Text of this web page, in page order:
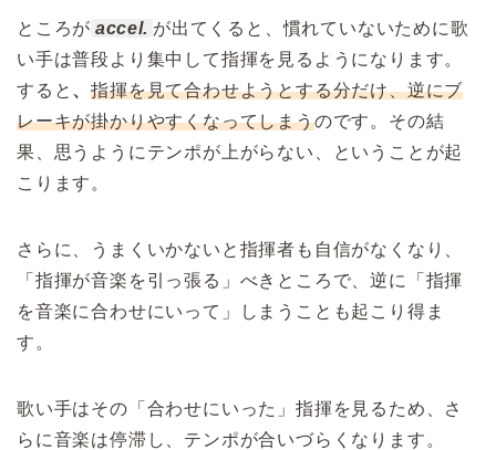
ところが accel. が出てくると、慣れていないために歌
い手は普段より集中して指揮を見るようになります。
すると 、指揮を見て合わせようとする分だけ、逆にブ
レーキが掛かりやすくなってしまうのです。その結
果、思うようにテンポが上がらない、ということが起
こります。
さらに、うまくいかないと指揮者も自信がなくなり、
「指揮が音楽を引っ張る」べきところで、逆に「指揮
を音楽に合わせにいって」しまうことも起こり得ま
す。
歌い手はその「合わせにいった」指揮を見るため、さ
らに音楽は停滞し、テンポが合いづらくなります。